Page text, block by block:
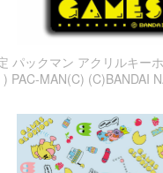
パックマン アクリルキー
PAC-MAN(C) (C)BANDAI